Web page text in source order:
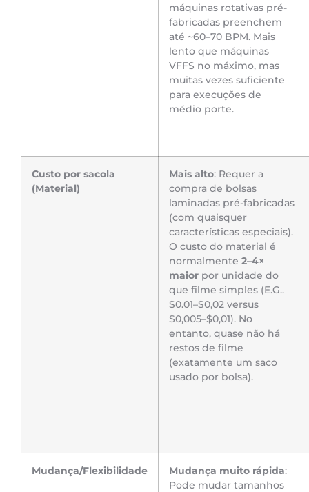
máquinas rotativas pré-
fabricadas preenchem
até ~60–70 BPM. Mais
lento que máquinas
VFFS no máximo, mas
muitas vezes suficiente
para execuções de
médio porte.
Custo por sacola
(Material)
Mais alto: Requer a
compra de bolsas
laminadas pré-fabricadas
(com quaisquer
características especiais).
O custo do material é
normalmente 2–4×
maior por unidade do
que filme simples (E.G..
$0.01–$0,02 versus
$0,005–$0,01). No
entanto, quase não há
restos de filme
(exatamente um saco
usado por bolsa).
Mudança/Flexibilidade Mudança muito rápida:
Pode mudar tamanhos